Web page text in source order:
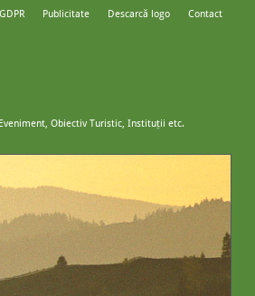
Publicitate Descarcă logo Contact